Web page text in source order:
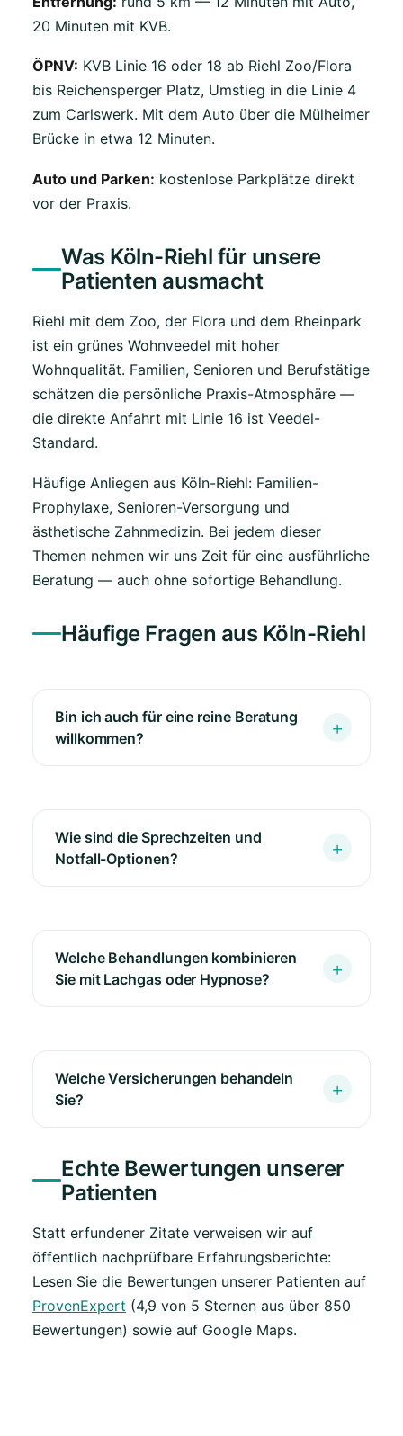
20 Minuten mit KVB.
ÖPNV: KVB Linie 16 oder 18 ab Riehl Zoo/Flora
bis Reichensperger Platz, Umstieg in die Linie 4
zum Carlswerk. Mit dem Auto über die Mülheimer
Brücke in etwa 12 Minuten.
Auto und Parken: kostenlose Parkplätze direkt
vor der Praxis.
Was Köln-Riehl für unsere
Patienten ausmacht
Riehl mit dem Zoo, der Flora und dem Rheinpark
ist ein grünes Wohnveedel mit hoher
Wohnqualität. Familien, Senioren und Berufstätige
schätzen die persönliche Praxis-Atmosphäre —
die direkte Anfahrt mit Linie 16 ist Veedel-
Standard.
Häufige Anliegen aus Köln-Riehl: Familien-
Prophylaxe, Senioren-Versorgung und
ästhetische Zahnmedizin. Bei jedem dieser
Themen nehmen wir uns Zeit für eine ausführliche
Beratung — auch ohne sofortige Behandlung.
Häufige Fragen aus Köln-Riehl
Bin ich auch für eine reine Beratung
willkommen?
Wie sind die Sprechzeiten und
Notfall-Optionen?
Welche Behandlungen kombinieren
Sie mit Lachgas oder Hypnose?
Welche Versicherungen behandeln
Sie?
Echte Bewertungen unserer
Patienten
Statt erfundener Zitate verweisen wir auf
öffentlich nachprüfbare Erfahrungsberichte:
Lesen Sie die Bewertungen unserer Patienten auf
ProvenExpert (4,9 von 5 Sternen aus über 850
Bewertungen) sowie auf Google Maps.